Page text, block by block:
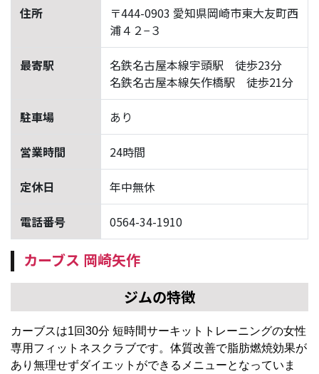
住所
〒444-0903 愛知県岡崎市東大友町西
浦４２−３
最寄駅
名鉄名古屋本線宇頭駅 徒歩23分
名鉄名古屋本線矢作橋駅 徒歩21分
駐車場 あり
営業時間 24時間
定休日 年中無休
電話番号 0564-34-1910
カーブス 岡崎矢作
ジムの特徴
カーブスは1回30分 短時間サーキットトレーニングの女性
専用フィットネスクラブです。体質改善で脂肪燃焼効果が
あり無理せずダイエットができるメニューとなっていま